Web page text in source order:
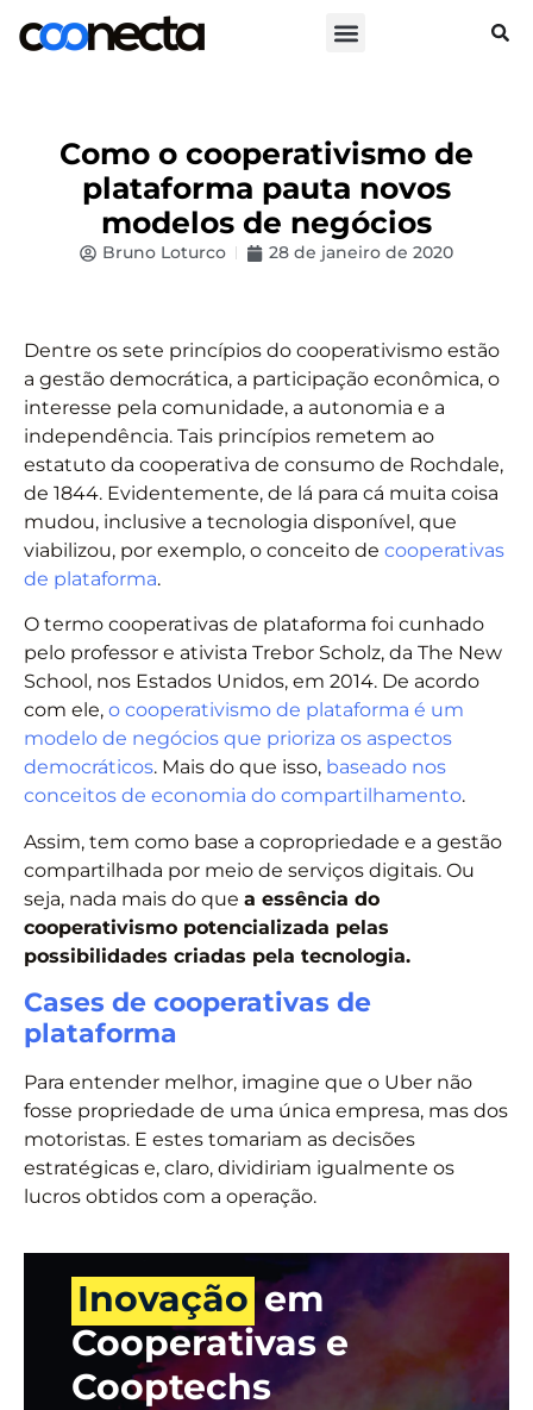
Como o cooperativismo de
plataforma pauta novos
modelos de negócios
Bruno Loturco 28 de janeiro de 2020
Dentre os sete princípios do cooperativismo estão
a gestão democrática, a participação econômica, o
interesse pela comunidade, a autonomia e a
independência. Tais princípios remetem ao
estatuto da cooperativa de consumo de Rochdale,
de 1844. Evidentemente, de lá para cá muita coisa
mudou, inclusive a tecnologia disponível, que
viabilizou, por exemplo, o conceito de cooperativas
de plataforma.
O termo cooperativas de plataforma foi cunhado
pelo professor e ativista Trebor Scholz, da The New
School, nos Estados Unidos, em 2014. De acordo
com ele, o cooperativismo de plataforma é um
modelo de negócios que prioriza os aspectos
democráticos. Mais do que isso, baseado nos
conceitos de economia do compartilhamento.
Assim, tem como base a copropriedade e a gestão
compartilhada por meio de serviços digitais. Ou
seja, nada mais do que a essência do
cooperativismo potencializada pelas
possibilidades criadas pela tecnologia.
Cases de cooperativas de
plataforma
Para entender melhor, imagine que o Uber não
fosse propriedade de uma única empresa, mas dos
motoristas. E estes tomariam as decisões
estratégicas e, claro, dividiriam igualmente os
lucros obtidos com a operação.
Inovaçãoem
Cooperativas e
Cooptechs